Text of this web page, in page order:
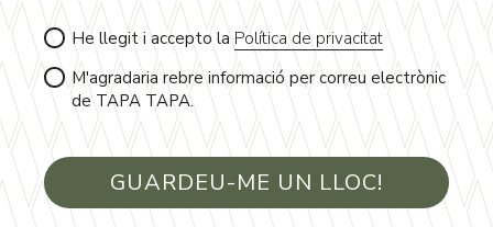
He llegit i accepto laPolítica de privacitat
M'agradaria rebre informació per correu electrònic
de TAPA TAPA.
GUARDEU-ME UN LLOC!